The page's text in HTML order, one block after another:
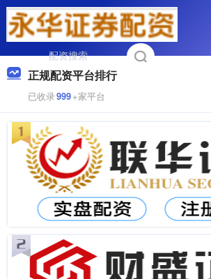
正规配资平台排行
已收录999+家平台